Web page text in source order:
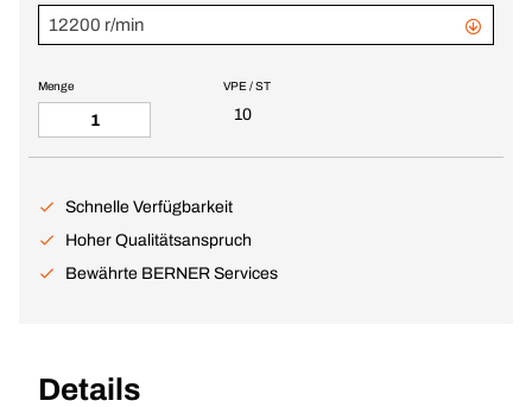
12200 r/min
VPE / ST
10
Menge
Schnelle Verfügbarkeit
Hoher Qualitätsanspruch
Bewährte BERNER Services
Details